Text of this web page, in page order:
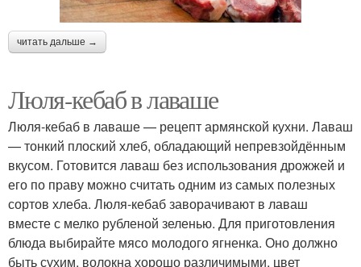
читать дальше →
Люля-кебаб в лаваше
Люля-кебаб в лаваше — рецепт армянской кухни. Лаваш
— тонкий плоский хлеб, обладающий непревзойдённым
вкусом. Готовится лаваш без использования дрожжей и
его по праву можно считать одним из самых полезных
сортов хлеба. Люля-кебаб заворачивают в лаваш
вместе с мелко рубленой зеленью. Для приготовления
блюда выбирайте мясо молодого ягненка. Оно должно
быть сухим, волокна хорошо различимыми, цвет